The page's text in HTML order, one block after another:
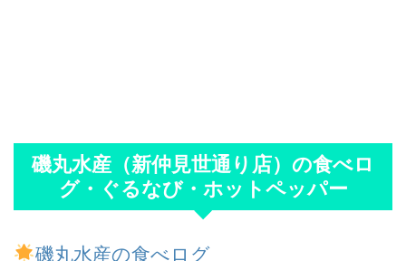
磯丸水産（新仲見世通り店）の食べロ
グ・ぐるなび・ホットペッパー
磯丸水産の食べログ